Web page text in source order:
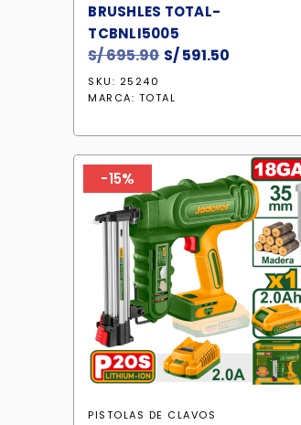
BRUSHLES TOTAL-
TCBNLI5005
S/695.90 El
original
S/ 695.90.
S/591.50
S/ 591.50.
SKU: 25240
MARCA: TOTAL
-15%
PISTOLAS DE CLAVOS